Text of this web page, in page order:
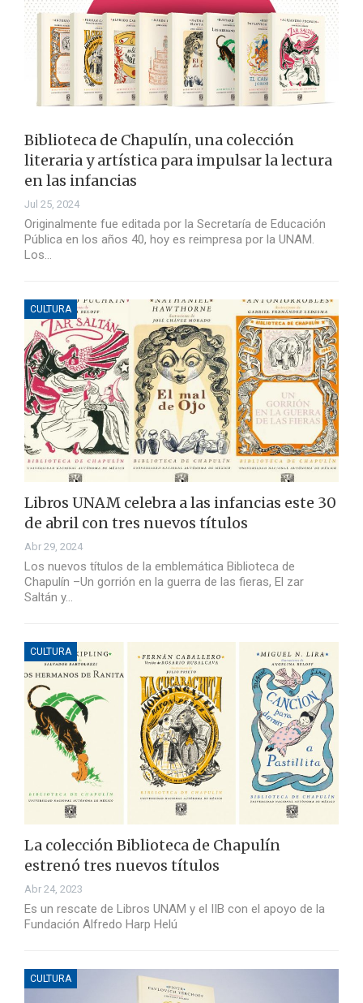
Biblioteca de Chapulín, una colección
literaria y artística para impulsar la lectura
en las infancias
Jul 25, 2024
Originalmente fue editada por la Secretaría de Educación
Pública en los años 40, hoy es reimpresa por la UNAM.
Los…
CULTURA
Libros UNAM celebra a las infancias este 30
de abril con tres nuevos títulos
Abr 29, 2024
Los nuevos títulos de la emblemática Biblioteca de
Chapulín –Un gorrión en la guerra de las fieras, El zar
Saltán y…
CULTURA
La colección Biblioteca de Chapulín
estrenó tres nuevos títulos
Abr 24, 2023
Es un rescate de Libros UNAM y el IIB con el apoyo de la
Fundación Alfredo Harp Helú
CULTURA